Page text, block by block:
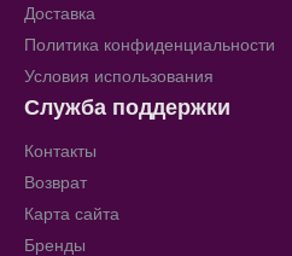
Доставка
Политика конфиденциальности
Условия использования
Служба поддержки
Контакты
Возврат
Карта сайта
Бренды